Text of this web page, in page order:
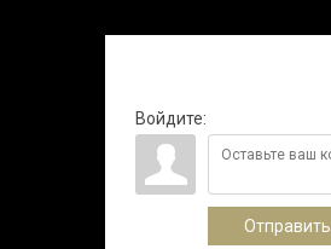
Войдите:
Отправить